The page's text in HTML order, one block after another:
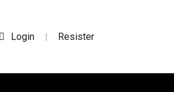
Login | Resister